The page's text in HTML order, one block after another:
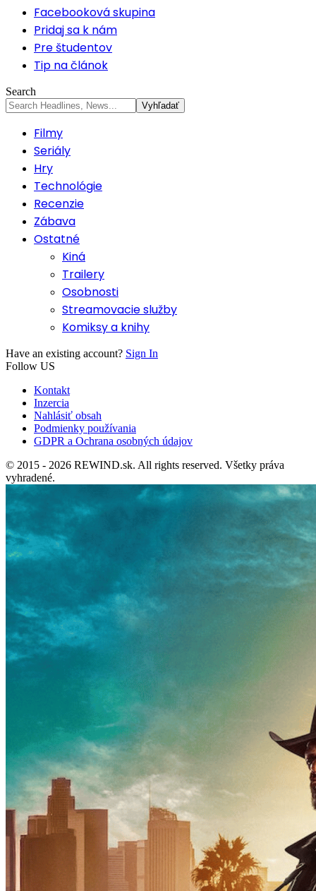
Facebooková skupina
Pridaj sa k nám
Pre študentov
Tip na článok
Search
Filmy
Seriály
Hry
Technológie
Recenzie
Zábava
Ostatné
Kiná
Trailery
Osobnosti
Streamovacie služby
Komiksy a knihy
Have an existing account? Sign In
Follow US
Kontakt
Inzercia
Nahlásiť obsah
Podmienky používania
GDPR a Ochrana osobných údajov
© 2015 - 2026 REWIND.sk. All rights reserved. Všetky práva
vyhradené.